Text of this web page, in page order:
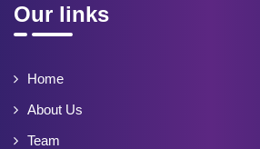
Our links
Home
About Us
Team